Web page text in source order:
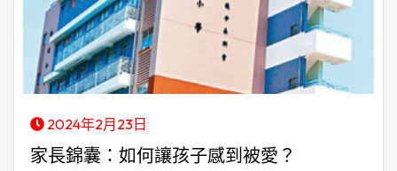
2024年2月23日
家長錦囊：如何讓孩子感到被愛？